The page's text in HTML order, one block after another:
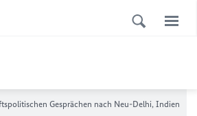
Gesprächen nach Neu-Delhi, Indien